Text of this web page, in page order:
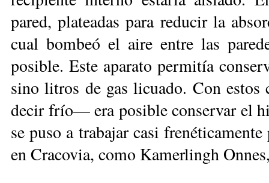
pared, plateadas para reducir la
cual bombeó el aire entre las
posible. Este aparato permitía
sino litros de gas licuado. Con
decir frío— era posible conservar el
se puso a trabajar casi
en Cracovia, como Kamerlingh